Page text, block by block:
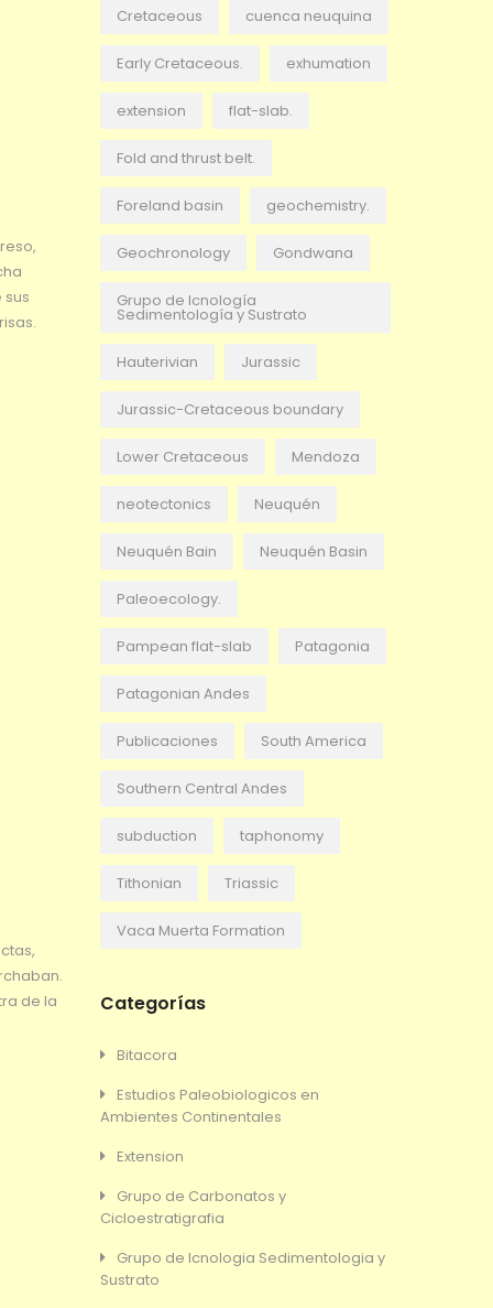
de la
Cretaceous cuenca neuquina
Early Cretaceous. exhumation
extension flat-slab.
Fold and thrust belt.
Foreland basin geochemistry.
Geochronology Gondwana
Grupo de Icnología
Sedimentología y Sustrato
Hauterivian Jurassic
Jurassic-Cretaceous boundary
Lower Cretaceous Mendoza
neotectonics Neuquén
Neuquén Bain Neuquén Basin
Paleoecology.
Pampean flat-slab Patagonia
Patagonian Andes
Publicaciones South America
Southern Central Andes
subduction taphonomy
Tithonian Triassic
Vaca Muerta Formation
Categorías
Bitacora
Estudios Paleobiologicos en
Ambientes Continentales
Extension
Grupo de Carbonatos y
Cicloestratigrafia
Grupo de Icnologia Sedimentologia y
Sustrato